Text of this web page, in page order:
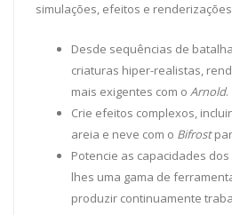
simulações, efeitos e
Desde sequências de
criaturas hiper-realistas,
mais exigentes com o Arnold.
Crie efeitos complexos,
areia e neve com o Bifrost
Potencie as capacidades
lhes uma gama de
produzir continuamente